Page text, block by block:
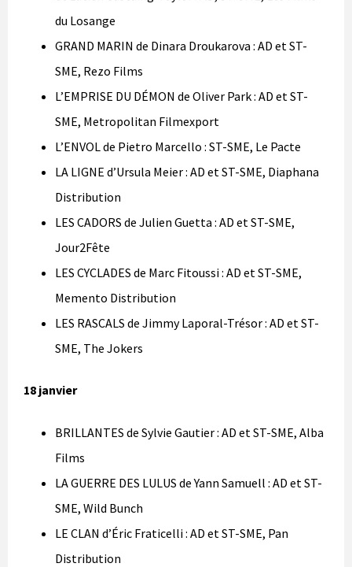
du Losange
GRAND MARIN de Dinara Droukarova : AD et ST-
SME, Rezo Films
L’EMPRISE DU DÉMON de Oliver Park : AD et ST-
SME, Metropolitan Filmexport
L’ENVOL de Pietro Marcello : ST-SME, Le Pacte
LA LIGNE d’Ursula Meier : AD et ST-SME, Diaphana
Distribution
LES CADORS de Julien Guetta : AD et ST-SME,
Jour2Fête
LES CYCLADES de Marc Fitoussi : AD et ST-SME,
Memento Distribution
LES RASCALS de Jimmy Laporal-Trésor : AD et ST-
SME, The Jokers
18 janvier
BRILLANTES de Sylvie Gautier : AD et ST-SME, Alba
Films
LA GUERRE DES LULUS de Yann Samuell : AD et ST-
SME, Wild Bunch
LE CLAN d’Éric Fraticelli : AD et ST-SME, Pan
Distribution